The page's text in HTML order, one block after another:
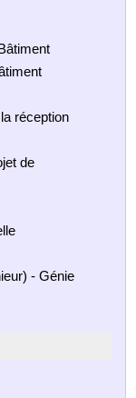
réception
de
- Génie